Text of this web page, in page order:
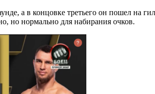
а в концовке третьего он пошел на
но нормально для набирания очков.